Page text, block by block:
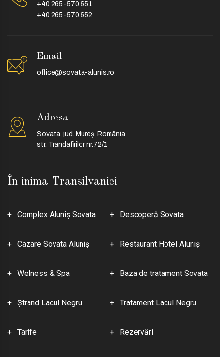
În inima Transilvaniei
Complex Aluniş Sovata Descoperă Sovata
Cazare Sovata Aluniş Restaurant Hotel Aluniş
Welness & Spa Baza de tratament Sovata
Ştrand Lacul Negru Tratament Lacul Negru
Tarife Rezervări
+40 265-570.551
+40 265-570.552
Email
office@sovata-alunis.ro
Adresa
Sovata, jud. Mureș, România
str. Trandafirilor nr.72/1